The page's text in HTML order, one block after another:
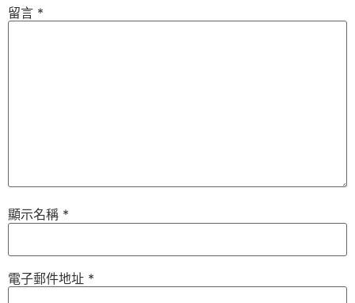
留言 *
顯示名稱 *
電子郵件地址 *